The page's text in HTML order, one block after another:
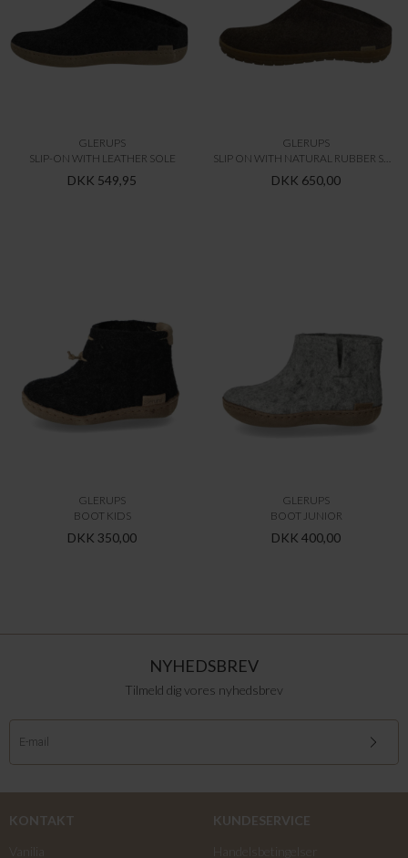
GLERUPS
SLIP-ON WITH LEATHER SOLE
DKK 549,95
GLERUPS
SLIP ON WITH NATURAL RUBBER SOLE - HONEY
DKK 650,00
GLERUPS
BOOT KIDS
DKK 350,00
GLERUPS
BOOT JUNIOR
DKK 400,00
NYHEDSBREV
Tilmeld dig vores nyhedsbrev
KONTAKT
KUNDESERVICE